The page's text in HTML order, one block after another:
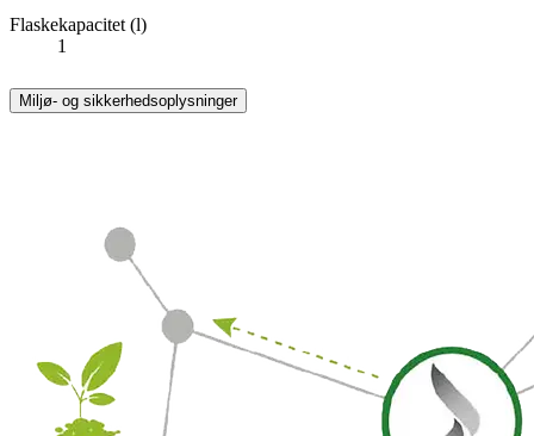
Flaskekapacitet (l)
1
Miljø- og sikkerhedsoplysninger